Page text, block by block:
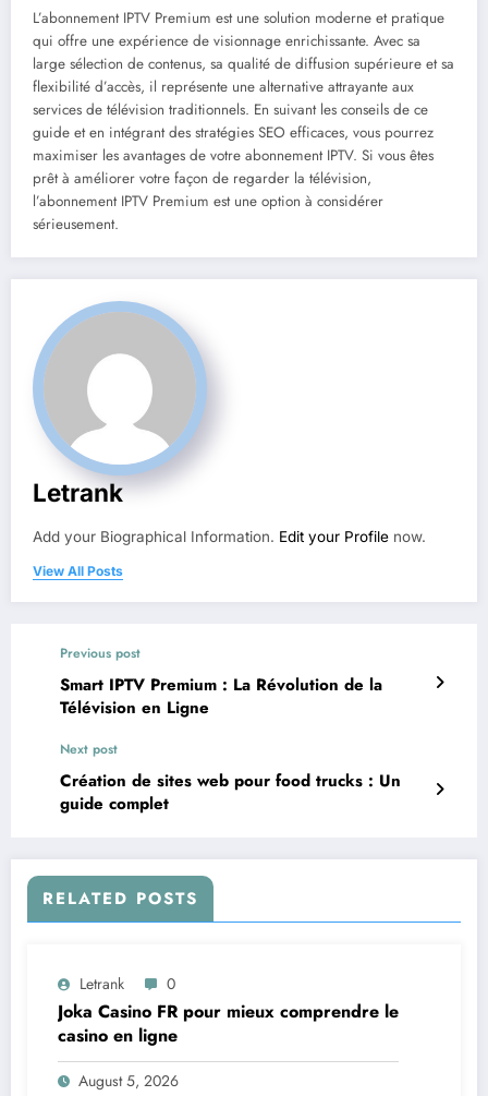
L’abonnement IPTV Premium est une solution moderne et pratique
qui offre une expérience de visionnage enrichissante. Avec sa
large sélection de contenus, sa qualité de diffusion supérieure et sa
flexibilité d’accès, il représente une alternative attrayante aux
services de télévision traditionnels. En suivant les conseils de ce
guide et en intégrant des stratégies SEO efficaces, vous pourrez
maximiser les avantages de votre abonnement IPTV. Si vous êtes
prêt à améliorer votre façon de regarder la télévision,
l’abonnement IPTV Premium est une option à considérer
sérieusement.
Letrank
Add your Biographical Information. Edit your Profile now.
View All Posts
Previous post
Smart IPTV Premium : La Révolution de la
Télévision en Ligne
Next post
Création de sites web pour food trucks : Un
guide complet
RELATED POSTS
Letrank 0
Joka Casino FR pour mieux comprendre le
casino en ligne
August 5, 2026